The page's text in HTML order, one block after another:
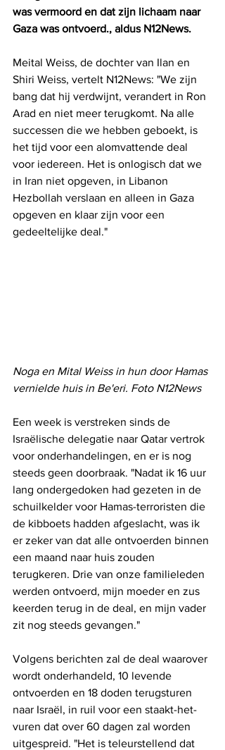
was vermoord en dat zijn lichaam naar
Gaza was ontvoerd., aldus N12News.
Meital Weiss, de dochter van Ilan en
Shiri Weiss, vertelt N12News: "We zijn
bang dat hij verdwijnt, verandert in Ron
Arad en niet meer terugkomt. Na alle
successen die we hebben geboekt, is
het tijd voor een alomvattende deal
voor iedereen. Het is onlogisch dat we
in Iran niet opgeven, in Libanon
Hezbollah verslaan en alleen in Gaza
opgeven en klaar zijn voor een
gedeeltelijke deal."
Noga en Mital Weiss in hun door Hamas
vernielde huis in Be'eri. Foto N12News
Een week is verstreken sinds de
Israëlische delegatie naar Qatar vertrok
voor onderhandelingen, en er is nog
steeds geen doorbraak. "Nadat ik 16 uur
lang ondergedoken had gezeten in de
schuilkelder voor Hamas-terroristen die
de kibboets hadden afgeslacht, was ik
er zeker van dat alle ontvoerden binnen
een maand naar huis zouden
terugkeren. Drie van onze familieleden
werden ontvoerd, mijn moeder en zus
keerden terug in de deal, en mijn vader
zit nog steeds gevangen."
Volgens berichten zal de deal waarover
wordt onderhandeld, 10 levende
ontvoerden en 18 doden terugsturen
naar Israël, in ruil voor een staakt-het-
vuren dat over 60 dagen zal worden
uitgespreid. "Het is teleurstellend dat